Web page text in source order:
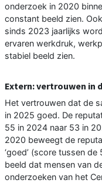
onderzoek in 2020
constant beeld zien.
sinds 2023 jaarlijks
ervaren werkdruk,
stabiel beeld zien.
Extern: vertrouwen in
Het vertrouwen dat de
in 2025 goed. De
55 in 2024 naar 53 in
2020 beweegt de
‘goed’ (score tussen
beeld dat mensen van
onderzoeken van het